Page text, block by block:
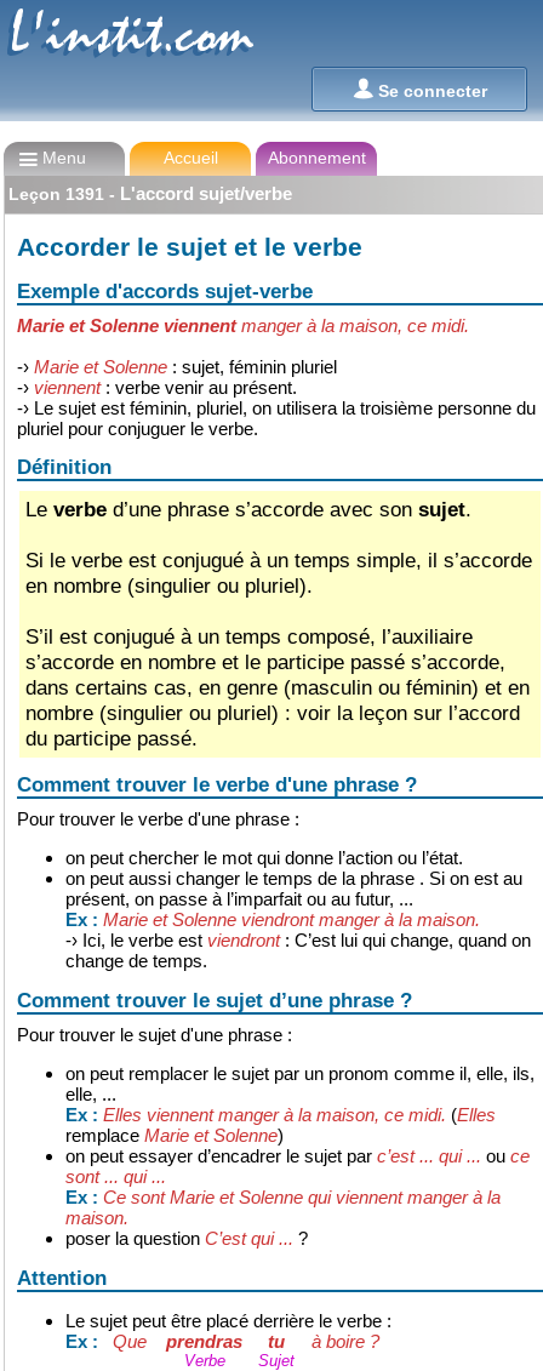
Se connecter
L'instit.com
L'instit.com
Menu Accueil
Abonnement
Leçon 1391 - L'accord sujet/verbe
Accorder le sujet et le verbe
Exemple d'accords sujet-verbe
Marie et Solenne viennentmanger à la maison, ce midi.
-› Marie et Solenne : sujet, féminin pluriel
-› viennent : verbe venir au présent.
-› Le sujet est féminin, pluriel, on utilisera la troisième personne du
pluriel pour conjuguer le verbe.
Définition
Le verbe d’une phrase s’accorde avec son sujet.
Si le verbe est conjugué à un temps simple, il s’accorde
en nombre (singulier ou pluriel).
S’il est conjugué à un temps composé, l’auxiliaire
s’accorde en nombre et le participe passé s’accorde,
dans certains cas, en genre (masculin ou féminin) et en
nombre (singulier ou pluriel) : voir la leçon sur l’accord
du participe passé.
Comment trouver le verbe d'une phrase ?
Pour trouver le verbe d'une phrase :
on peut chercher le mot qui donne l’action ou l’état.
on peut aussi changer le temps de la phrase . Si on est au
présent, on passe à l’imparfait ou au futur, ...
Ex : Marie et Solenne viendront manger à la maison.
-› Ici, le verbe est viendront: C’est lui qui change, quand on
change de temps.
Comment trouver le sujet d’une phrase ?
Pour trouver le sujet d'une phrase :
on peut remplacer le sujet par un pronom comme il, elle, ils,
elle, ...
Ex : Elles viennent manger à la maison, ce midi. (Elles
remplace Marie et Solenne)
on peut essayer d’encadrer le sujet par c’est ... qui ... ou ce
sont ... qui ...
Ex : Ce sont Marie et Solenne qui viennent manger à la
maison.
poser la question C’est qui ... ?
Attention
Le sujet peut être placé derrière le verbe :
Ex : Que prendras tu à boire ?
Verbe Sujet